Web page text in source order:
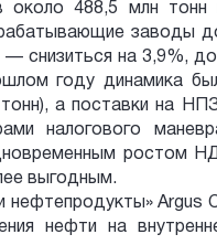
около 488,5 млн тонн
заводы
снизиться на 3,9%,
году динамика
а поставки на
налогового
ростом
выгодным.
Argus
нефти на